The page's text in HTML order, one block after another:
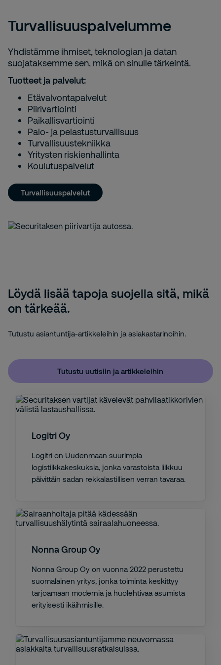
Turvallisuuspalvelumme
Yhdistämme ihmiset, teknologian ja datan
suojataksemme sen, mikä on sinulle tärkeintä.
Tuotteet ja palvelut:
Etävalvontapalvelut
Piirivartiointi
Paikallisvartiointi
Palo- ja pelastusturvallisuus
Turvallisuustekniikka
Yritysten riskienhallinta
Koulutuspalvelut
Turvallisuuspalvelut
Löydä lisää tapoja suojella sitä, mikä
on tärkeää.
Tutustu asiantuntija-artikkeleihin ja asiakastarinoihin.
Tutustu uutisiin ja artikkeleihin
Logitri Oy
Logitri on Uudenmaan suurimpia
logistiikkakeskuksia, jonka varastoista liikkuu
päivittäin sadan rekkalastillisen verran tavaraa.
Nonna Group Oy
Nonna Group Oy on vuonna 2022 perustettu
suomalainen yritys, jonka toiminta keskittyy
tarjoamaan modernia ja huolehtivaa asumista
erityisesti ikäihmisille.